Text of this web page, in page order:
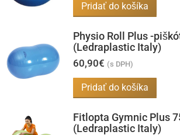
Pridať do košíka
Physio Roll Plus -
(Ledraplastic Italy)
60,90€ (s DPH)
Pridať do košíka
Fitlopta Gymnic Plus
(Ledraplastic Italy)